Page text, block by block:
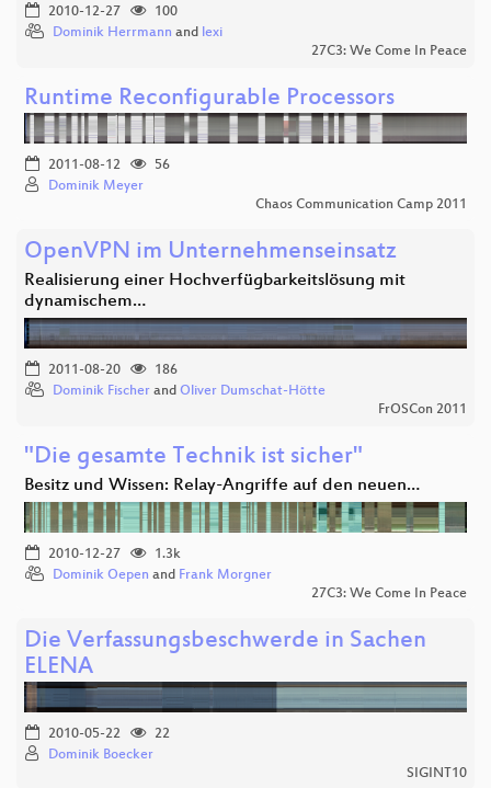
2010-12-27
100
Dominik Herrmann and lexi
27C3: We Come In Peace
Runtime Reconfigurable Processors
2011-08-12
56
Dominik Meyer
Chaos Communication Camp 2011
OpenVPN im Unternehmenseinsatz
Realisierung einer Hochverfügbarkeitslösung mit
dynamischem…
2011-08-20
186
Dominik Fischer and Oliver Dumschat-Hötte
FrOSCon 2011
"Die gesamte Technik ist sicher"
Besitz und Wissen: Relay-Angriffe auf den neuen…
2010-12-27
1.3k
Dominik Oepen and Frank Morgner
27C3: We Come In Peace
Die Verfassungsbeschwerde in Sachen
ELENA
2010-05-22
22
Dominik Boecker
SIGINT10